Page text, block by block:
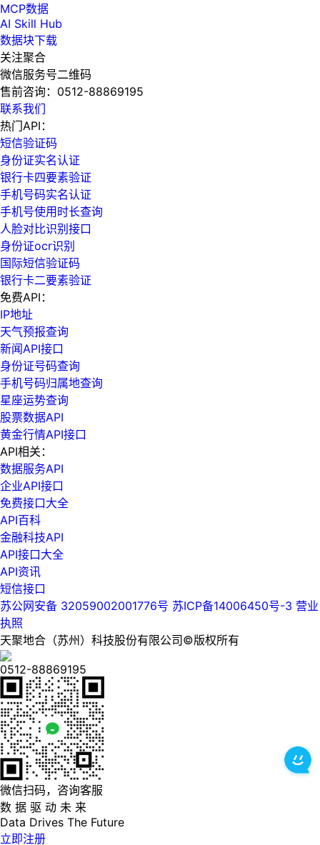
MCP数据
AI Skill Hub
数据块下载
关注聚合
微信服务号二维码
售前咨询： 0512-88869195
联系我们
热门API：
短信验证码
身份证实名认证
银行卡四要素验证
手机号码实名认证
手机号使用时长查询
人脸对比识别接口
身份证ocr识别
国际短信验证码
银行卡二要素验证
免费API：
IP地址
天气预报查询
新闻API接口
身份证号码查询
手机号码归属地查询
星座运势查询
股票数据API
黄金行情API接口
API相关：
数据服务API
企业API接口
免费接口大全
API百科
金融科技API
API接口大全
API资讯
短信接口
苏公网安备 32059002001776号 苏ICP备14006450号-3 营业
执照
天聚地合（苏州）科技股份有限公司©版权所有
0512-88869195
微信扫码，咨询客服
数 据 驱 动 未 来
Data Drives The Future
立即注册